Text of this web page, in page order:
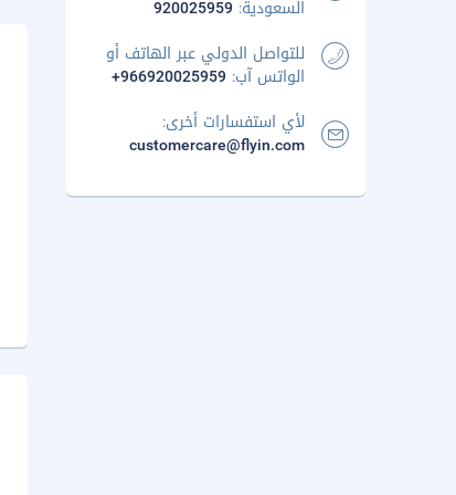
السعودية: 920025959
للتواصل الدولي عبر الهاتف أو
الواتس آب: +966920025959
لأي استفسارات أخرى:
customercare@flyin.com